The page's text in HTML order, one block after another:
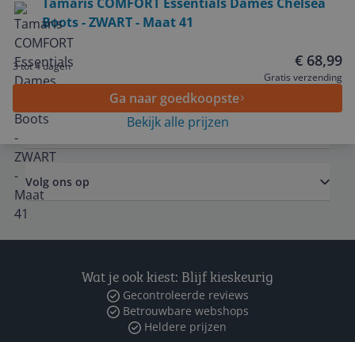
Boots - ZWART - Maat 41
3 tot 4 dagen € 68,99
Gratis verzending
Ga naar goedkoopste
Bekijk alle prijzen
Service
Algemeen
Volg ons op
Wat je ook kiest: Blijf kieskeurig
Gecontroleerde reviews
Betrouwbare webshops
Heldere prijzen